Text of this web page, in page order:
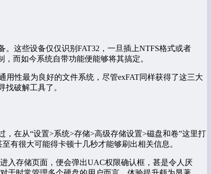
这些设备仅仅识别FAT32，一旦插上NTFS格式或者
而如今系统自带功能便能够将其搞定。
用性最为良好的文件系统，尽管exFAT同样获得了这三大
破解工具了。
在从“设置>系统>存储>高级存储设置>磁盘和卷”这里打
有很大可能得卡顿十几秒才能够刷出相关信息。
入存储页面，便会弹出UAC权限确认框，甚是令人厌